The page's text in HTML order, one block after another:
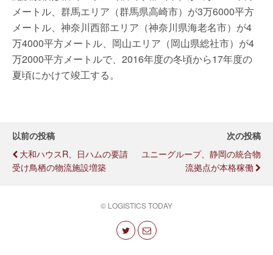
メートル、群馬エリア（群馬県高崎市）が3万6000平方
メートル、神奈川西部エリア（神奈川県海老名市）が4
万4000平方メートル、岡山エリア（岡山県総社市）が4
万2000平方メートルで、2016年度の冬頃から17年度の
夏頃にかけて竣工する。
以前の投稿
大和ハウスR、日ハムの要請
受け鳥栖の物流施設増築
次の投稿
ユニーグループ、静岡の統合物
流拠点が本格稼働
© LOGISTICS TODAY